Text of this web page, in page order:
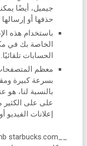
جيميل، أيضًا
حذفها أو
باستخدام هذه
الخاصة بك في
الحسابات تلقائيًا.
معظم
بسرعة كبيرة
بالنسبة لنا،
على على الكثير
إعلانات الفيديو